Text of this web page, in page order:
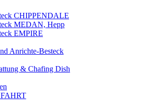
CHIPPENDALE
MEDAN, Hepp
EMPIRE
Anrichte-Besteck
& Chafing Dish